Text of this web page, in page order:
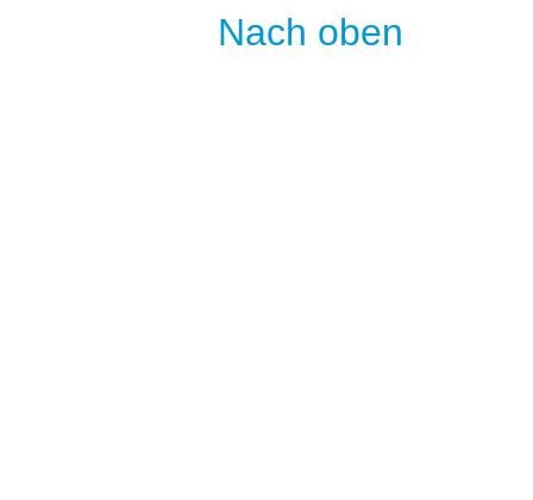
Nach oben